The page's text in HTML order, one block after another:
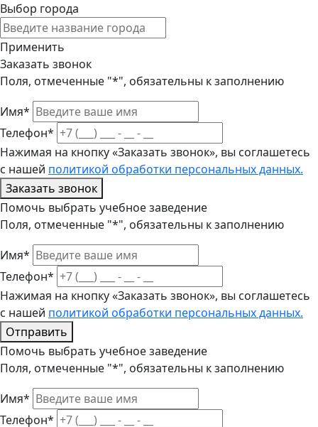
Выбор города
Применить
Заказать звонок
Поля, отмеченные "*", обязательны к заполнению
Имя*
Телефон*
Нажимая на кнопку «Заказать звонок», вы соглашетесь
с нашей политикой обработки персональных данных.
Заказать звонок
Помочь выбрать учебное заведение
Поля, отмеченные "*", обязательны к заполнению
Имя*
Телефон*
Нажимая на кнопку «Заказать звонок», вы соглашетесь
с нашей политикой обработки персональных данных.
Отправить
Помочь выбрать учебное заведение
Поля, отмеченные "*", обязательны к заполнению
Имя*
Телефон*